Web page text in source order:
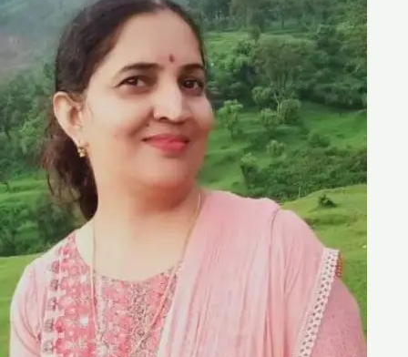
की
कहानी
दर्द
से
राहत